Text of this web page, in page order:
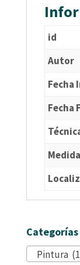
id
Autor
Fecha
Fecha
Categorías
Pintura